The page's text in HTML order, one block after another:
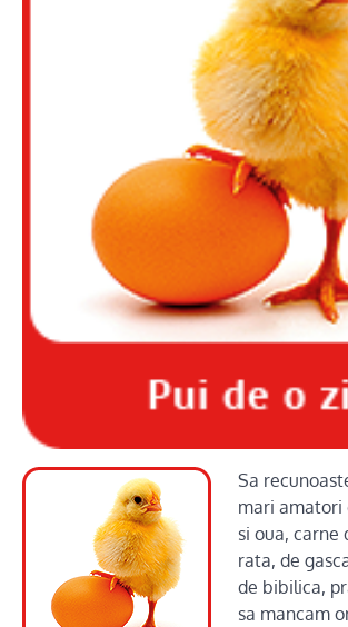
Sa
mari amatori
si oua, carne
rata, de
de bibilica,
sa mancam